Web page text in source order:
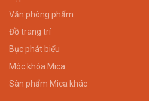
Văn phòng phẩm
Đồ trang trí
Bục phát biểu
Móc khóa Mica
Sàn phẩm Mica khác